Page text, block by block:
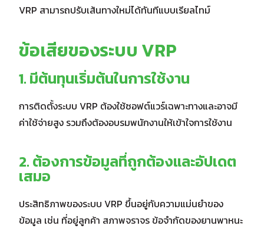
VRP สามารถปรับเส้นทางใหม่ได้ทันทีแบบเรียลไทม์
ข้อเสียของระบบ VRP
1. มีต้นทุนเริ่มต้นในการใช้งาน
การติดตั้งระบบ VRP ต้องใช้ซอฟต์แวร์เฉพาะทางและอาจมี
ค่าใช้จ่ายสูง รวมถึงต้องอบรมพนักงานให้เข้าใจการใช้งาน
2. ต้องการข้อมูลที่ถูกต้องและอัปเดต
เสมอ
ประสิทธิภาพของระบบ VRP ขึ้นอยู่กับความแม่นยำของ
ข้อมูล เช่น ที่อยู่ลูกค้า สภาพจราจร ข้อจำกัดของยานพาหนะ